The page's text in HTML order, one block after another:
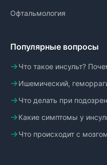
Офтальмология
Популярные вопросы
Что такое инсульт?
Ишемический,
Что делать при
Какие симптомы у
Что происходит с